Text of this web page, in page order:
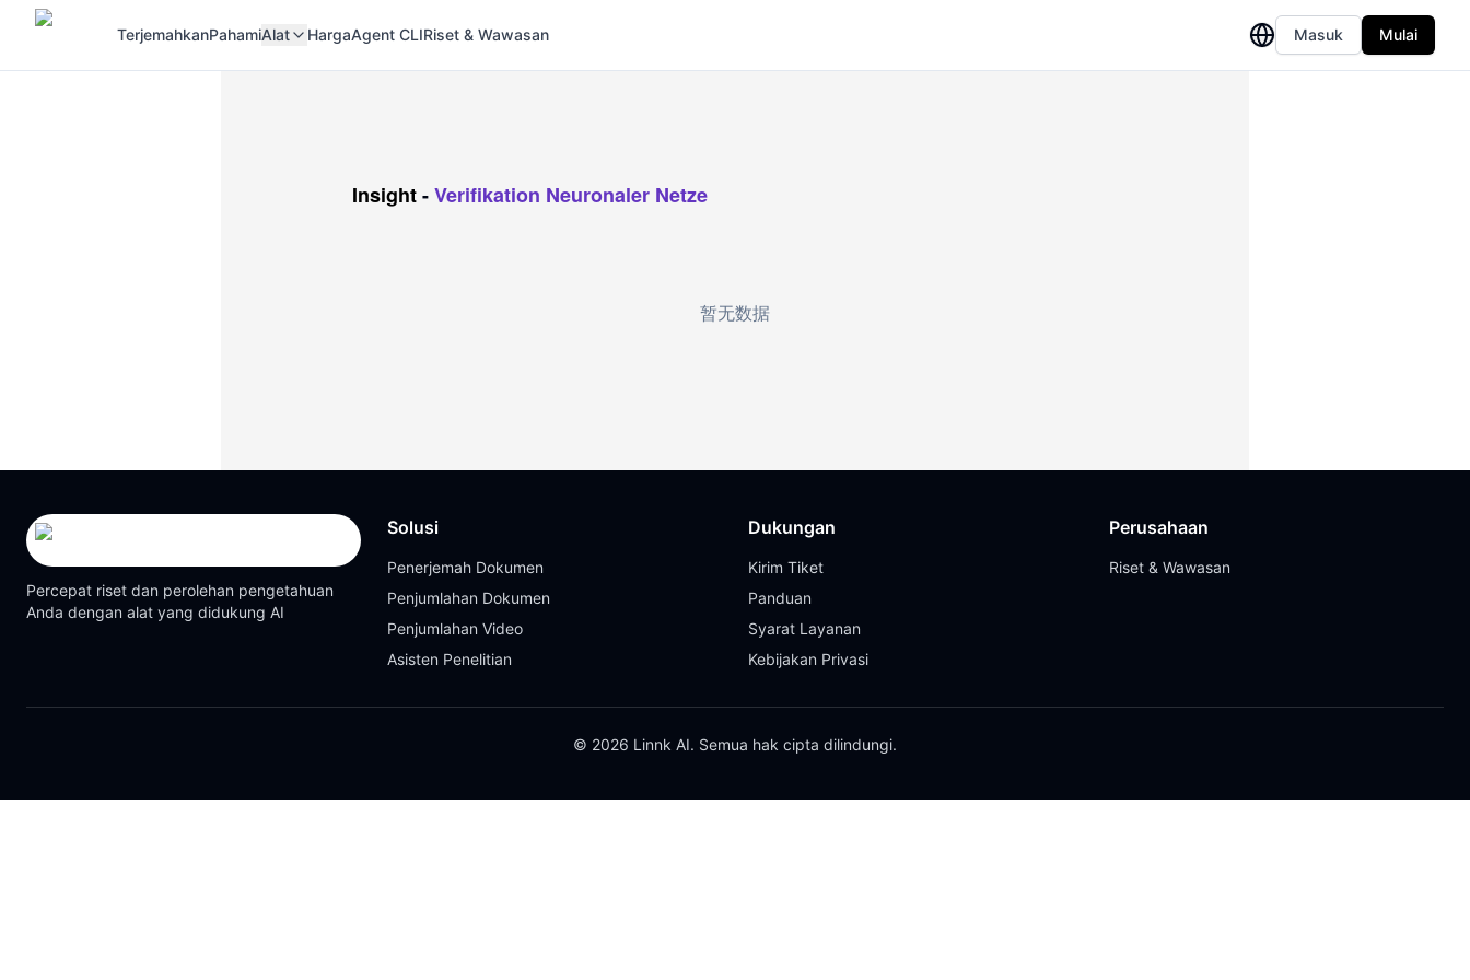
TerjemahkanPahamiAlat HargaAgent CLIRiset & Wawasan Masuk Mulai
Insight-Verifikation Neuronaler Netze
暂无数据
Percepat riset dan perolehan pengetahuan
Anda dengan alat yang didukung AI
Solusi
Penerjemah Dokumen
Penjumlahan Dokumen
Penjumlahan Video
Asisten Penelitian
Dukungan
Kirim Tiket
Panduan
Syarat Layanan
Kebijakan Privasi
Perusahaan
Riset & Wawasan
© 2026 Linnk AI. Semua hak cipta dilindungi.